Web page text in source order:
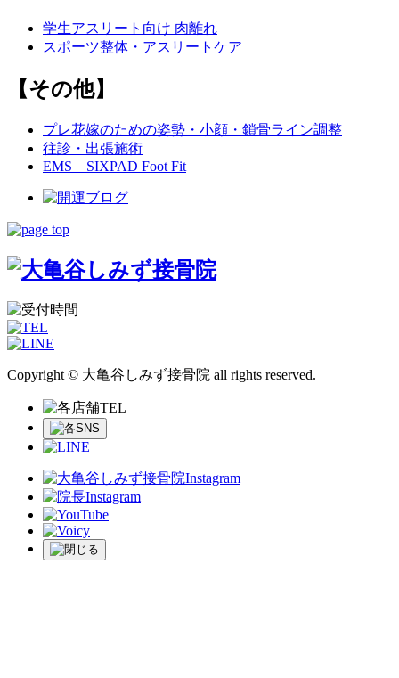
学生アスリート向け 肉離れ
スポーツ整体・アスリートケア
【その他】
プレ花嫁のための姿勢・小顔・鎖骨ライン調整
往診・出張施術
EMS SIXPAD Foot Fit
Copyright © 大亀谷しみず接骨院 all rights reserved.